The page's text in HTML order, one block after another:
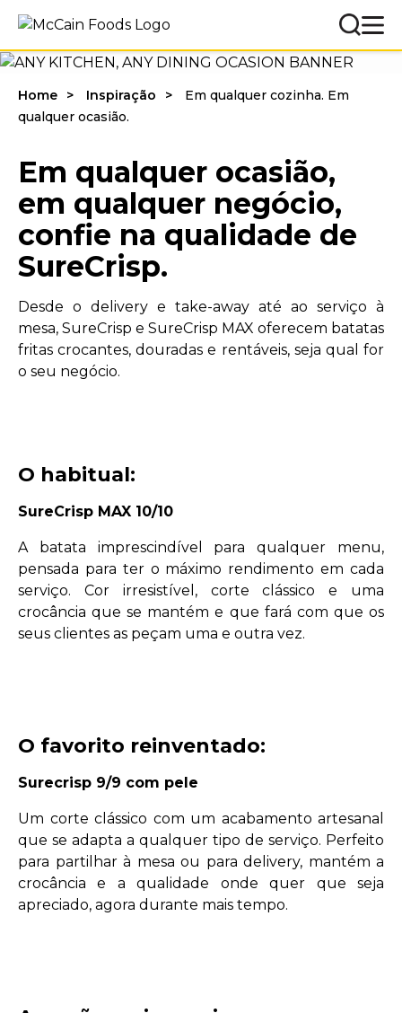
Home Inspiração
Em qualquer cozinha. Em
qualquer ocasião.
Em qualquer ocasião,
em qualquer negócio,
confie na qualidade de
SureCrisp.
Desde o delivery e take-away até ao serviço à
mesa, SureCrisp e SureCrisp MAX oferecem batatas
fritas crocantes, douradas e rentáveis, seja qual for
o seu negócio.
O habitual:
SureCrisp MAX 10/10
A batata imprescindível para qualquer menu,
pensada para ter o máximo rendimento em cada
serviço. Cor irresistível, corte clássico e uma
crocância que se mantém e que fará com que os
seus clientes as peçam uma e outra vez.
O favorito reinventado:
Surecrisp 9/9 com pele
Um corte clássico com um acabamento artesanal
que se adapta a qualquer tipo de serviço. Perfeito
para partilhar à mesa ou para delivery, mantém a
crocância e a qualidade onde quer que seja
apreciado, agora durante mais tempo.